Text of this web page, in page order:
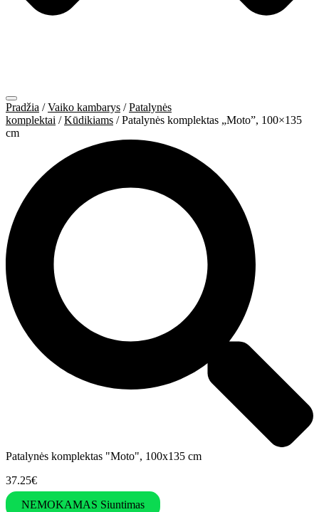
Pradžia /Vaiko kambarys /Patalynės
komplektai /Kūdikiams / Patalynės komplektas „Moto”, 100×135
cm
Patalynės komplektas "Moto", 100x135 cm
37.25€
NEMOKAMAS Siuntimas